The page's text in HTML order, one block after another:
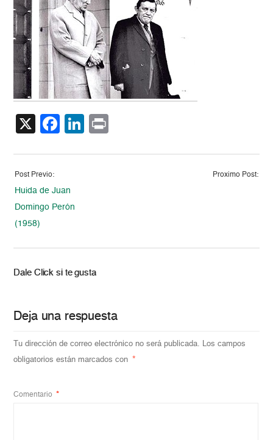
X Facebook
LinkedIn
Post Previo:
Huida de Juan
Domingo Perón
(1958)
Proximo Post:
Dale Click si te gusta
Deja una respuesta
Tu dirección de correo electrónico no será publicada. Los campos
obligatorios están marcados con
*
Comentario *